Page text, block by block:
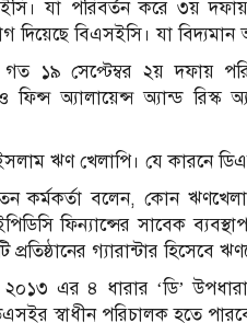
যা পরিবর্তন করে ৩য়
দিয়েছে বিএসইসি। যা
১৯ সেপ্টেম্বর ২য় দফায়
অ্যালায়েন্স অ্যান্ড রিস্ক
ঋণ খেলাপি। যে কারনে
কর্মকর্তা বলেন, কোন
ফিন্যান্সের সাবেক
গ্যারান্টার হিসেবে
এর ৪ ধারার ‘ডি’
স্বাধীন পরিচালক হতে